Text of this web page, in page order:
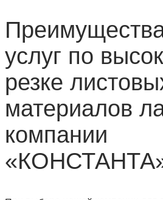
услуг по
резке
материалов
компании